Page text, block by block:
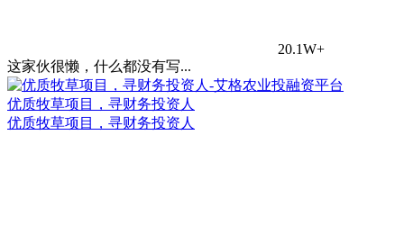
20.1W+
这家伙很懒，什么都没有写...
优质牧草项目，寻财务投资人
优质牧草项目，寻财务投资人